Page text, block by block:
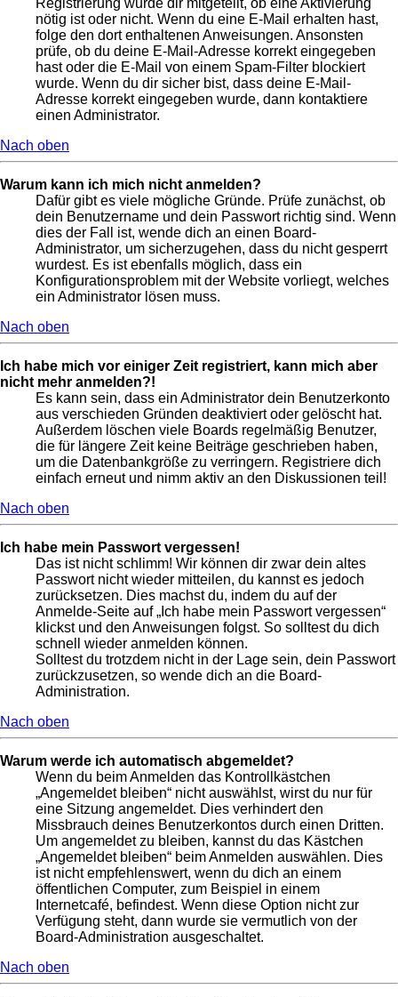
Registrierung wurde dir mitgeteilt, ob eine Aktivierung
nötig ist oder nicht. Wenn du eine E-Mail erhalten hast,
folge den dort enthaltenen Anweisungen. Ansonsten
prüfe, ob du deine E-Mail-Adresse korrekt eingegeben
hast oder die E-Mail von einem Spam-Filter blockiert
wurde. Wenn du dir sicher bist, dass deine E-Mail-
Adresse korrekt eingegeben wurde, dann kontaktiere
einen Administrator.
Nach oben
Warum kann ich mich nicht anmelden?
Dafür gibt es viele mögliche Gründe. Prüfe zunächst, ob
dein Benutzername und dein Passwort richtig sind. Wenn
dies der Fall ist, wende dich an einen Board-
Administrator, um sicherzugehen, dass du nicht gesperrt
wurdest. Es ist ebenfalls möglich, dass ein
Konfigurationsproblem mit der Website vorliegt, welches
ein Administrator lösen muss.
Nach oben
Ich habe mich vor einiger Zeit registriert, kann mich aber
nicht mehr anmelden?!
Es kann sein, dass ein Administrator dein Benutzerkonto
aus verschieden Gründen deaktiviert oder gelöscht hat.
Außerdem löschen viele Boards regelmäßig Benutzer,
die für längere Zeit keine Beiträge geschrieben haben,
um die Datenbankgröße zu verringern. Registriere dich
einfach erneut und nimm aktiv an den Diskussionen teil!
Nach oben
Ich habe mein Passwort vergessen!
Das ist nicht schlimm! Wir können dir zwar dein altes
Passwort nicht wieder mitteilen, du kannst es jedoch
zurücksetzen. Dies machst du, indem du auf der
Anmelde-Seite auf „Ich habe mein Passwort vergessen“
klickst und den Anweisungen folgst. So solltest du dich
schnell wieder anmelden können.
Solltest du trotzdem nicht in der Lage sein, dein Passwort
zurückzusetzen, so wende dich an die Board-
Administration.
Nach oben
Warum werde ich automatisch abgemeldet?
Wenn du beim Anmelden das Kontrollkästchen
„Angemeldet bleiben“ nicht auswählst, wirst du nur für
eine Sitzung angemeldet. Dies verhindert den
Missbrauch deines Benutzerkontos durch einen Dritten.
Um angemeldet zu bleiben, kannst du das Kästchen
„Angemeldet bleiben“ beim Anmelden auswählen. Dies
ist nicht empfehlenswert, wenn du dich an einem
öffentlichen Computer, zum Beispiel in einem
Internetcafé, befindest. Wenn diese Option nicht zur
Verfügung steht, dann wurde sie vermutlich von der
Board-Administration ausgeschaltet.
Nach oben